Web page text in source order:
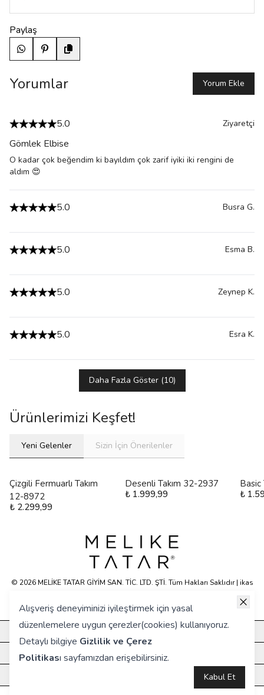
Alışveriş deneyiminizi iyileştirmek için yasal
düzenlemelere uygun çerezler(cookies) kullanıyoruz.
Detaylı bilgiye Gizlilik ve Çerez
Politikası sayfamızdan erişebilirsiniz.
Kabul Et
Paylaş
Yorumlar Yorum Ekle
5.0 Ziyaretçi
Gömlek Elbise
O kadar çok beğendim ki bayıldım çok zarif iyiki iki rengini de
aldım 😍
5.0 Busra G.
5.0 Esma B.
5.0 Zeynep K.
5.0 Esra K.
Daha Fazla Göster(10)
Ürünlerimizi Keşfet!
Yeni Gelenler Sizin İçin Önerilenler
Çizgili Fermuarlı Takım
12-8972
₺ 2.299,99
Desenli Takım 32-2937
₺ 1.999,99
Basic
₺
KURUMSAL
HIZLI ERİŞİM
© 2026 MELİKE TATAR GİYİM SAN. TİC. LTD. ŞTİ. Tüm Hakları Saklıdır | ikas